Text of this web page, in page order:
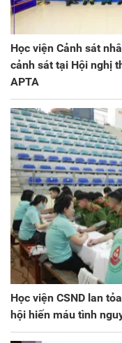
Học viện Cảnh sát
cảnh sát tại Hội nghị
APTA
Học viện CSND lan
hội hiến máu tình